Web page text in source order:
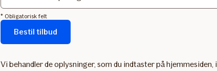
* Obligatorisk felt
Bestil tilbud
sendes...
Vi behandler de oplysninger, som du indtaster på hjemmesiden, i